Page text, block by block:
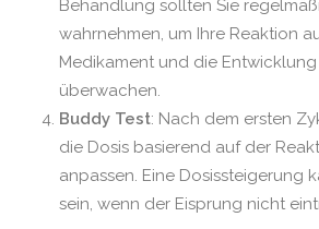
Behandlung sollten Sie
wahrnehmen, um Ihre Reaktion
Medikament und die
überwachen.
Buddy Test: Nach dem ersten
die Dosis basierend auf der
anpassen. Eine Dosissteigerung
sein, wenn der Eisprung nicht